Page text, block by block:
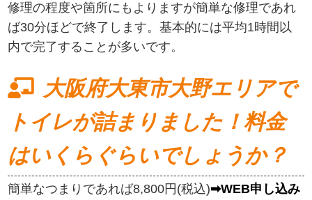
修理の程度や箇所にもよりますが簡単な修理であれ
ば30分ほどで終了します。基本的には平均1時間以
内で完了することが多いです。
大阪府大東市大野エリアで
トイレが詰まりました！料金
はいくらぐらいでしょうか？
簡単なつまりであれば8,800円(税込)➡WEB申し込み